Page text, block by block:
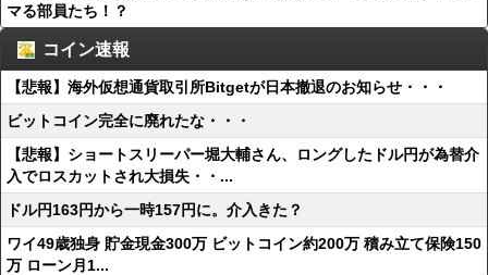
マる部員たち！？
コイン速報
【悲報】海外仮想通貨取引所Bitgetが日本撤退のお知らせ・・・
ビットコイン完全に廃れたな・・・
【悲報】ショートスリーパー堀大輔さん、ロングしたドル円が為替介
入でロスカットされ大損失・・...
ドル円163円から一時157円に。介入きた？
ワイ49歳独身 貯金現金300万 ビットコイン約200万 積み立て保険150
万 ローン月1...